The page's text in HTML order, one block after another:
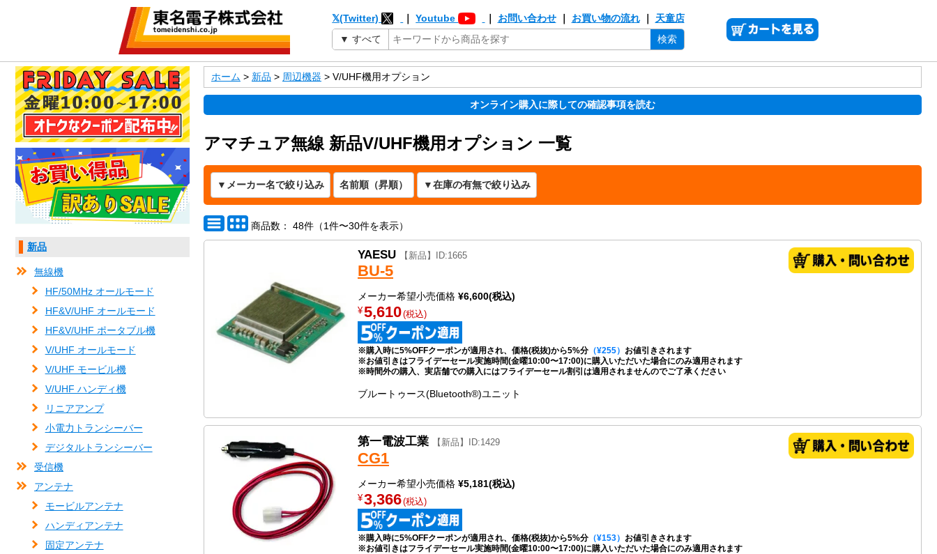
𝕏(Twitter) ｜Youtube ｜ お問い合わせ｜ お買い物の流れ｜ 天童店
検索
新品
無線機
HF/50MHz オールモード
HF&V/UHF オールモード
HF&V/UHF ポータブル機
V/UHF オールモード
V/UHF モービル機
V/UHF ハンディ機
リニアアンプ
小電力トランシーバー
デジタルトランシーバー
受信機
アンテナ
モービルアンテナ
ハンディアンテナ
固定アンテナ
ホーム > 新品 > 周辺機器 > V/UHF機用オプション
オンライン購入に際しての確認事項を読む
アマチュア無線 新品V/UHF機用オプション 一覧
商品数： 48件（1件〜30件を表示）
YAESU 【新品】ID:1665
BU-5
メーカー希望小売価格 ¥6,600(税込)
¥5,610(税込)
※購入時に5%OFFクーポンが適用され、価格(税抜)から5%分 （¥255） お値引きされます
※お値引きはフライデーセール実施時間(金曜10:00〜17:00)に購入いただいた場合にのみ適用されます
※時間外の購入、実店舗での購入にはフライデーセール割引は適用されませんのでご了承ください
ブルートゥース(Bluetooth®)ユニット
第一電波工業 【新品】ID:1429
CG1
メーカー希望小売価格 ¥5,181(税込)
¥3,366(税込)
※購入時に5%OFFクーポンが適用され、価格(税抜)から5%分 （¥153） お値引きされます
※お値引きはフライデーセール実施時間(金曜10:00〜17:00)に購入いただいた場合にのみ適用されます